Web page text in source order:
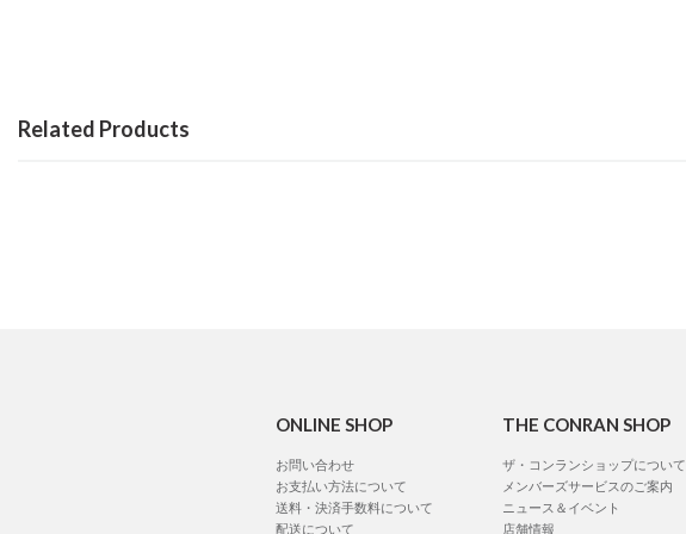
Related Products
ONLINE SHOP
お問い合わせ
お支払い方法について
送料・決済手数料について
配送について
THE CONRAN SHOP
ザ・コンランショップについて
メンバーズサービスのご案内
ニュース＆イベント
店舗情報